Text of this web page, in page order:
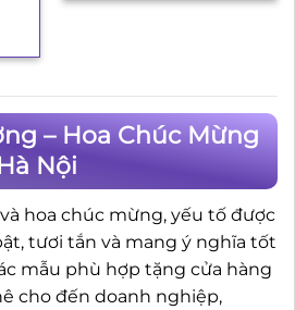
– Hoa Chúc Mừng
Nội
hoa chúc mừng, yếu tố được
tươi tắn và mang ý nghĩa tốt
mẫu phù hợp tặng cửa hàng
cho đến doanh nghiệp,